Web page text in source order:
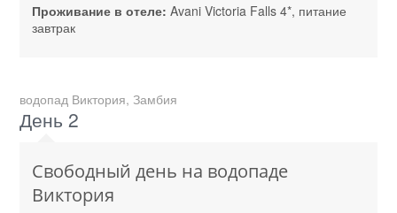
Проживание в отеле: Avani Victoria Falls 4*, питание
завтрак
водопад Виктория, Замбия
День 2
Свободный день на водопаде
Виктория